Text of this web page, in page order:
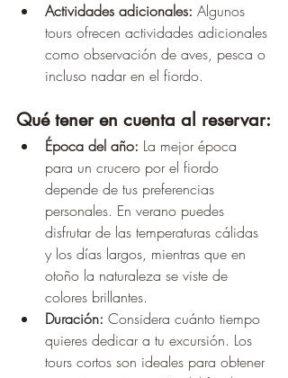
Actividades adicionales: Algunos
tours ofrecen actividades adicionales
como observación de aves, pesca o
incluso nadar en el fiordo.
Qué tener en cuenta al reservar:
Época del año: La mejor época
para un crucero por el fiordo
depende de tus preferencias
personales. En verano puedes
disfrutar de las temperaturas cálidas
y los días largos, mientras que en
otoño la naturaleza se viste de
colores brillantes.
Duración: Considera cuánto tiempo
quieres dedicar a tu excursión. Los
tours cortos son ideales para obtener